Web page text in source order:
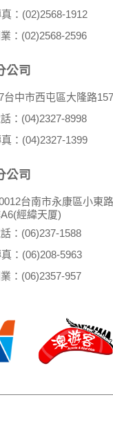
，以協助調查及破案
瀏覽器，以防止他
：(02)2568-1912
：(02)2568-2596
公司
台中市西屯區大隆路
：(04)2327-8998
：(04)2327-1399
公司
台南市永康區小東
經緯天厦)
：(06)237-1588
：(06)208-5963
：(06)2357-957